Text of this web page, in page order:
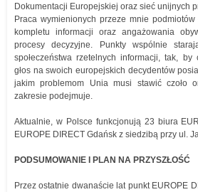
Dokumentacji Europejskiej oraz sieć unijnych
Praca wymienionych przeze mnie
kompletu informacji oraz angażowania
procesy decyzyjne. Punkty wspólnie
społeczeństwa rzetelnych informacji, tak,
głos na swoich europejskich decydentów
jakim problemom Unia musi stawić czoło
zakresie podejmuje.
Aktualnie, w Polsce funkcjonują 23 biura
EUROPE DIRECT Gdańsk z siedzibą przy ul.
PODSUMOWANIE I PLAN NA PRZYSZŁOŚĆ
Przez ostatnie dwanaście lat punkt EUROPE